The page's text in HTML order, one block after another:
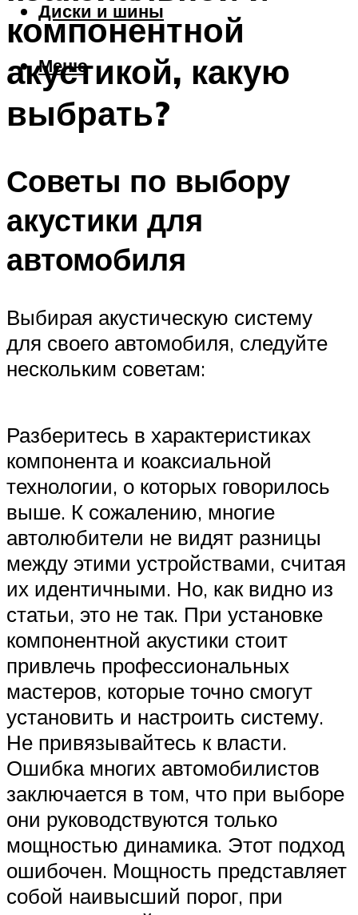
Диски и шины
Меню
компонентной
акустикой, какую
выбрать?
Советы по выбору
акустики для
автомобиля
Выбирая акустическую систему
для своего автомобиля, следуйте
нескольким советам:
Разберитесь в характеристиках
компонента и коаксиальной
технологии, о которых говорилось
выше. К сожалению, многие
автолюбители не видят разницы
между этими устройствами, считая
их идентичными. Но, как видно из
статьи, это не так. При установке
компонентной акустики стоит
привлечь профессиональных
мастеров, которые точно смогут
установить и настроить систему.
Не привязывайтесь к власти.
Ошибка многих автомобилистов
заключается в том, что при выборе
они руководствуются только
мощностью динамика. Этот подход
ошибочен. Мощность представляет
собой наивысший порог, при